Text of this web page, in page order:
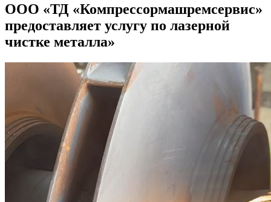
ООО «ТД «Компрессор­машремсервис»
предоставляет услугу по лазерной
чистке металла»